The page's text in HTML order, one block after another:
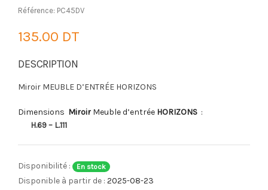
Référence: PC45DV
135.00 DT
DESCRIPTION
Miroir MEUBLE D’ENTRÉE HORIZONS
Dimensions Miroir Meuble d’entrée HORIZONS :
H.69 – L.111
Disponibilité : En stock
Disponible à partir de : 2025-08-23